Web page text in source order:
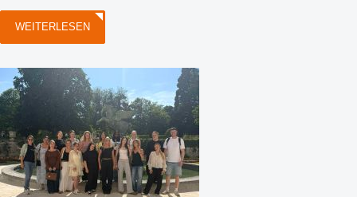
WEITERLESEN